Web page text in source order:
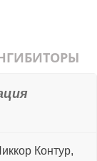
Контур,